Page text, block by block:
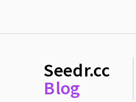
Seedr.cc
Blog